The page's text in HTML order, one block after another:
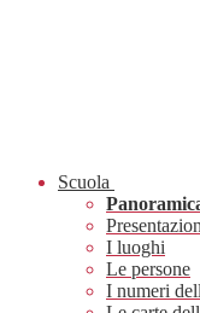
Scuola
I luoghi
Le persone
I numeri